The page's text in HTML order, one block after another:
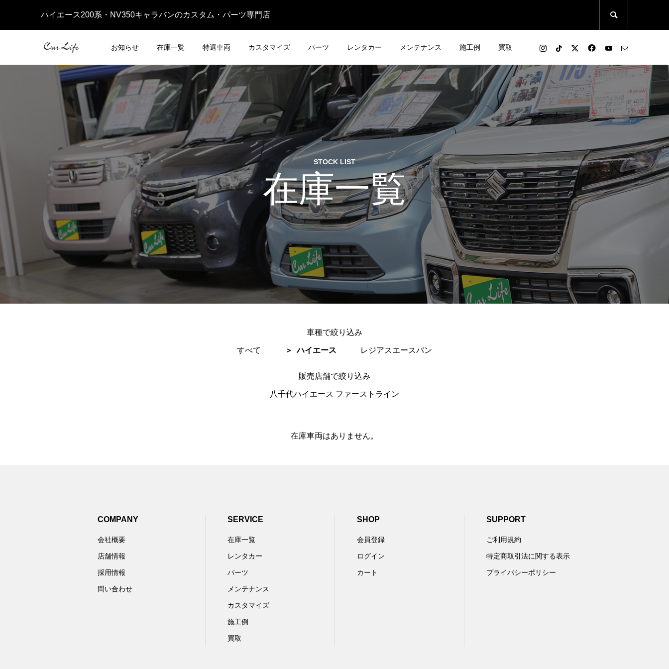
ハイエース200系・NV350キャラバンのカスタム・パーツ専門店 
お知らせ 在庫一覧 特選車両 カスタマイズ パーツ レンタカー メンテナンス 施工例 買取
在庫一覧
STOCK LIST
車種で絞り込み
すべて ハイエース レジアスエースバン
販売店舗で絞り込み
八千代ハイエース ファーストライン
在庫車両はありません。
COMPANY
会社概要
店舗情報
採用情報
問い合わせ
SERVICE
在庫一覧
レンタカー
パーツ
メンテナンス
カスタマイズ
施工例
買取
SHOP
会員登録
ログイン
カート
SUPPORT
ご利用規約
特定商取引法に関する表示
プライバシーポリシー